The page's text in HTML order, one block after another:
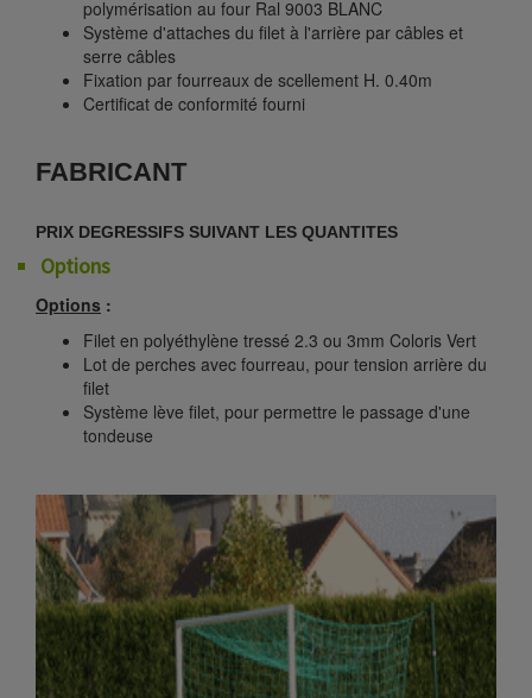
polymérisation au four Ral 9003 BLANC
Système d'attaches du filet à l'arrière par câbles et
serre câbles
Fixation par fourreaux de scellement H. 0.40m
Certificat de conformité fourni
FABRICANT
PRIX DEGRESSIFS SUIVANT LES QUANTITES
Options
Options :
Filet en polyéthylène tressé 2.3 ou 3mm Coloris Vert
Lot de perches avec fourreau, pour tension arrière du
filet
Système lève filet, pour permettre le passage d'une
tondeuse